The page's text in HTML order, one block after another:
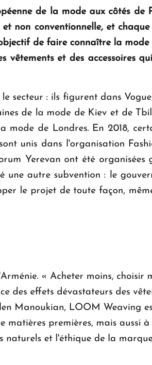
Le premier
d'Arménie
de la mode aux côtés de
non conventionnelle, et
de faire connaître la mode
et des accessoires
secteur : ils figurent dans
de la mode de Kiev et de
de Londres. En 2018,
unis dans l'organisation
Yerevan ont été organisées
une autre subvention : le
le projet de toute façon,
« Acheter moins, choisir
des effets dévastateurs des
Manoukian, LOOM Weaving
matières premières, mais aussi
naturels et l'éthique de la